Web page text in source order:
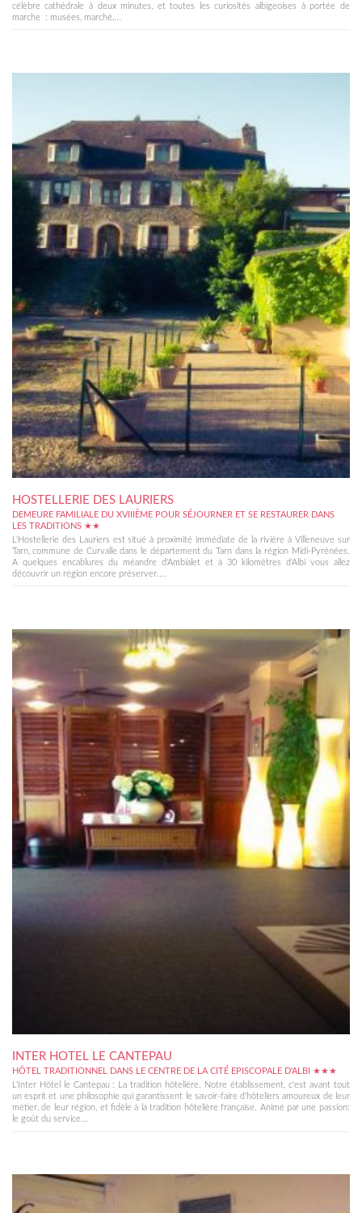
célèbre cathédrale à deux minutes, et toutes les curiosités albigeoises à portée de
marche : musées, marché,...
HOSTELLERIE DES LAURIERS
DEMEURE FAMILIALE DU XVIIIÈME POUR SÉJOURNER ET SE RESTAURER DANS
LES TRADITIONS ★★
L'Hostellerie des Lauriers est situé à proximité immédiate de la rivière à Villeneuve sur
Tarn, commune de Curvalle dans le département du Tarn dans la région Midi-Pyrénées.
A quelques encablures du méandre d'Ambialet et à 30 kilomètres d'Albi vous allez
découvrir un région encore préserver....
INTER HOTEL LE CANTEPAU
HÔTEL TRADITIONNEL DANS LE CENTRE DE LA CITÉ EPISCOPALE D'ALBI ★★★
L'Inter Hôtel le Cantepau : La tradition hôtelière. Notre établissement, c'est avant tout
un esprit et une philosophie qui garantissent le savoir-faire d'hôteliers amoureux de leur
métier, de leur région, et fidèle à la tradition hôtelière française. Animé par une passion:
le goût du service...